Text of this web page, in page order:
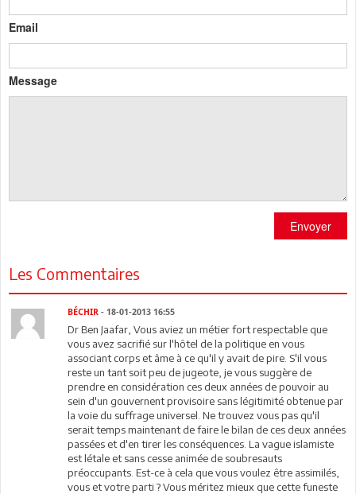
Email
Message
Envoyer
Les Commentaires
BÉCHIR - 18-01-2013 16:55
Dr Ben Jaafar, Vous aviez un métier fort respectable que
vous avez sacrifié sur l'hôtel de la politique en vous
associant corps et âme à ce qu'il y avait de pire. S'il vous
reste un tant soit peu de jugeote, je vous suggère de
prendre en considération ces deux années de pouvoir au
sein d'un gouvernent provisoire sans légitimité obtenue par
la voie du suffrage universel. Ne trouvez vous pas qu'il
serait temps maintenant de faire le bilan de ces deux années
passées et d'en tirer les conséquences. La vague islamiste
est létale et sans cesse animée de soubresauts
préoccupants. Est-ce à cela que vous voulez être assimilés,
vous et votre parti ? Vous méritez mieux que cette funeste